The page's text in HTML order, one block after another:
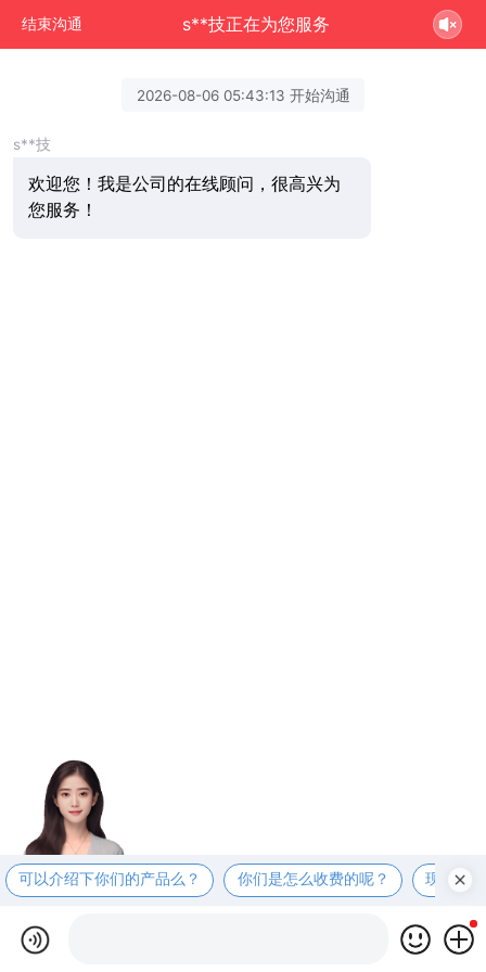
结束沟通 s**技正在为您服务
2026-08-06 05:43:13 开始沟通
s**技
欢迎您！我是公司的在线顾问，很高兴为
您服务！
可以介绍下你们的产品么？ 你们是怎么收费的呢？ 现在有